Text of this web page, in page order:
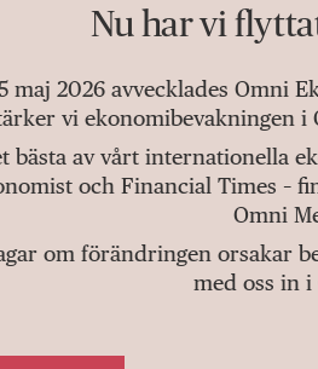
Nu har vi
maj 2026 avvecklades Omni
vi ekonomibevakningen
bästa av vårt internationella
och Financial Times –
Omni
om förändringen orsakar
med oss in i